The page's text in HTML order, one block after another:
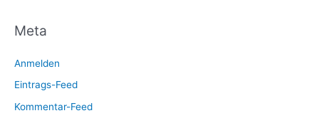
Meta
Anmelden
Eintrags-Feed
Kommentar-Feed